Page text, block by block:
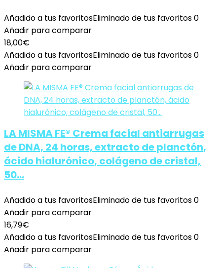
Añadido a tus favoritosEliminado de tus favoritos0
Añadir para comparar
18,00€
Añadido a tus favoritosEliminado de tus favoritos0
Añadir para comparar
LA MISMA FE® Crema facial antiarrugas
de DNA, 24 horas, extracto de planctón,
ácido hialurónico, colágeno de cristal,
50…
Añadido a tus favoritosEliminado de tus favoritos0
Añadir para comparar
16,79€
Añadido a tus favoritosEliminado de tus favoritos0
Añadir para comparar